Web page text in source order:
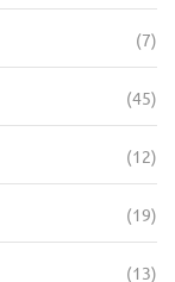
(7)
(45)
(12)
(19)
(13)